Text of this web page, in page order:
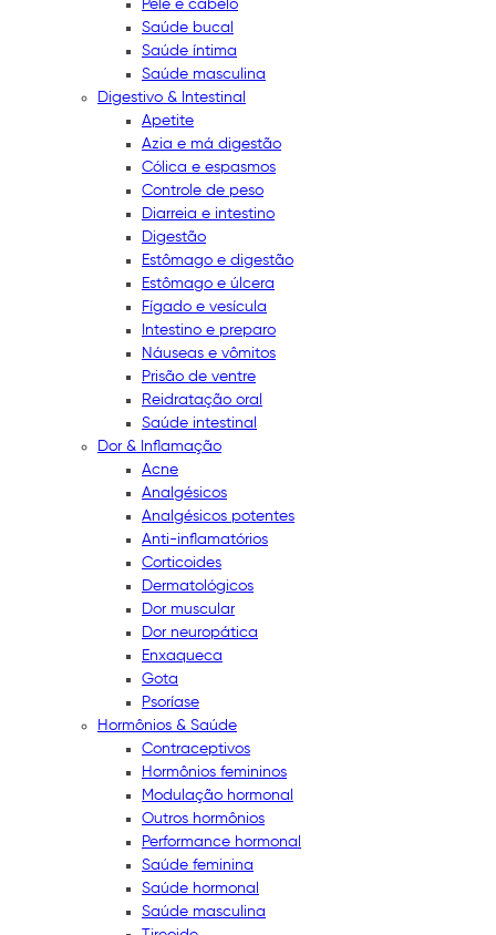
Pele e cabelo
Saúde bucal
Saúde íntima
Saúde masculina
Digestivo & Intestinal
Apetite
Azia e má digestão
Cólica e espasmos
Controle de peso
Diarreia e intestino
Digestão
Estômago e digestão
Estômago e úlcera
Fígado e vesícula
Intestino e preparo
Náuseas e vômitos
Prisão de ventre
Reidratação oral
Saúde intestinal
Dor & Inflamação
Acne
Analgésicos
Analgésicos potentes
Anti-inflamatórios
Corticoides
Dermatológicos
Dor muscular
Dor neuropática
Enxaqueca
Gota
Psoríase
Hormônios & Saúde
Contraceptivos
Hormônios femininos
Modulação hormonal
Outros hormônios
Performance hormonal
Saúde feminina
Saúde hormonal
Saúde masculina